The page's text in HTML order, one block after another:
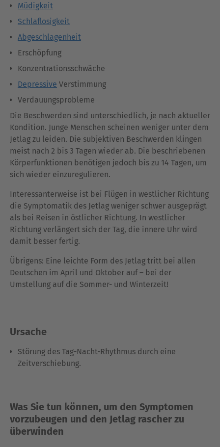
Müdigkeit
Schlaflosigkeit
Abgeschlagenheit
Erschöpfung
Konzentrationsschwäche
Depressive Verstimmung
Verdauungsprobleme
Die Beschwerden sind unterschiedlich, je nach aktueller
Kondition. Junge Menschen scheinen weniger unter dem
Jetlag zu leiden. Die subjektiven Beschwerden klingen
meist nach 2 bis 3 Tagen wieder ab. Die beschriebenen
Körperfunktionen benötigen jedoch bis zu 14 Tagen, um
sich wieder einzuregulieren.
Interessanterweise ist bei Flügen in westlicher Richtung
die Symptomatik des Jetlag weniger schwer ausgeprägt
als bei Reisen in östlicher Richtung. In westlicher
Richtung verlängert sich der Tag, die innere Uhr wird
damit besser fertig.
Übrigens: Eine leichte Form des Jetlag tritt bei allen
Deutschen im April und Oktober auf – bei der
Umstellung auf die Sommer- und Winterzeit!
Ursache
Störung des Tag-Nacht-Rhythmus durch eine
Zeitverschiebung.
Was Sie tun können, um den Symptomen
vorzubeugen und den Jetlag rascher zu
überwinden